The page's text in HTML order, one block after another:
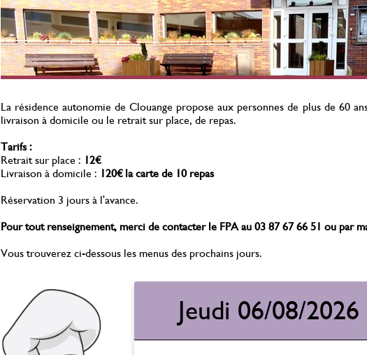
Stérilisation des chats
errants
Contre la prolifération
Du 01 Juillet 2021 au 31
Stérilisation des chats
errants
Contre la prolifération
Du 01 Juillet 2021 au 31
La résidence autonomie de Clouange propose aux personnes de plus de 60
livraison à domicile ou le retrait sur place, de repas.
Tarifs :
Retrait sur place : 12€
Livraison à domicile : 120€ la carte de 10 repas
Réservation 3 jours à l'avance.
Pour tout renseignement, merci de contacter le FPA au 03 87 67 66 51 ou par
Vous trouverez ci-dessous les menus des prochains jours.
Jeudi 06/08/2026